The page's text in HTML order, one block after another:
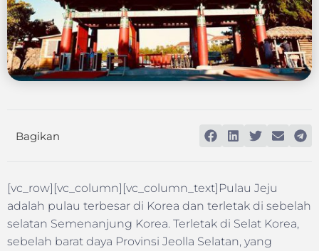
Bagikan
[vc_row][vc_column][vc_column_text]Pulau Jeju
adalah pulau terbesar di Korea dan terletak di sebelah
selatan Semenanjung Korea. Terletak di Selat Korea,
sebelah barat daya Provinsi Jeolla Selatan, yang